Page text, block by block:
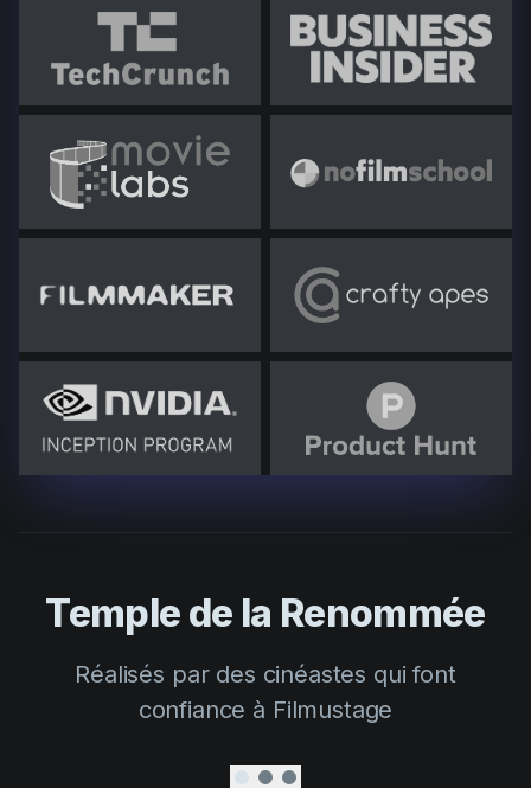
Temple de la Renommée
Réalisés par des cinéastes qui font
confiance à Filmustage